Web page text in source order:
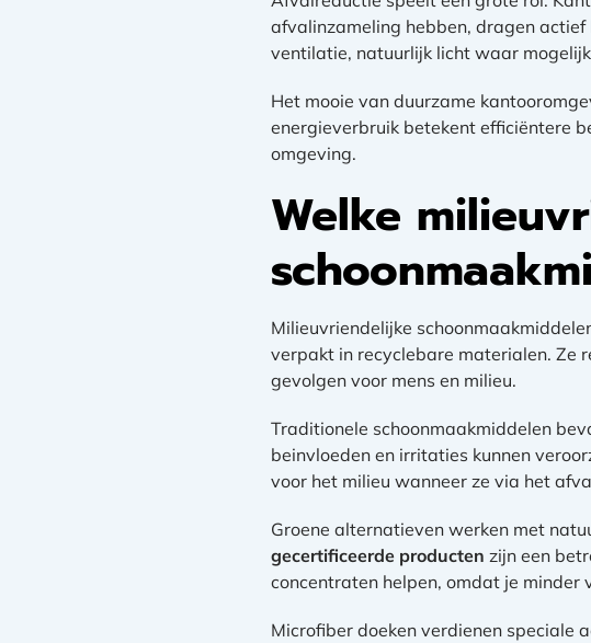
afvalinzameling hebben, dragen
ventilatie, natuurlijk licht waar
Het mooie van duurzame
energieverbruik betekent efficiëntere
omgeving.
Welke
Milieuvriendelijke
verpakt in recyclebare materialen. Ze
gevolgen voor mens en milieu.
Traditionele schoonmaakmiddelen
beinvloeden en irritaties kunnen
voor het milieu wanneer ze via het
Groene alternatieven werken met
gecertificeerde producten zijn een
concentraten helpen, omdat je
Microfiber doeken verdienen speciale